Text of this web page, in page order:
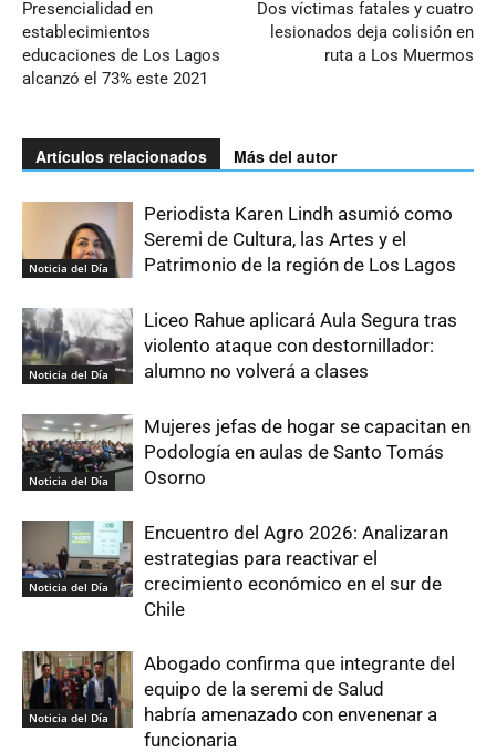
Presencialidad en
establecimientos
educaciones de Los Lagos
alcanzó el 73% este 2021
Dos víctimas fatales y cuatro
lesionados deja colisión en
ruta a Los Muermos
Artículos relacionados Más del autor
Noticia del Día
Periodista Karen Lindh asumió como
Seremi de Cultura, las Artes y el
Patrimonio de la región de Los Lagos
Noticia del Día
Liceo Rahue aplicará Aula Segura tras
violento ataque con destornillador:
alumno no volverá a clases
Noticia del Día
Mujeres jefas de hogar se capacitan en
Podología en aulas de Santo Tomás
Osorno
Noticia del Día
Encuentro del Agro 2026: Analizaran
estrategias para reactivar el
crecimiento económico en el sur de
Chile
Noticia del Día
Abogado confirma que integrante del
equipo de la seremi de Salud
habría amenazado con envenenar a
funcionaria